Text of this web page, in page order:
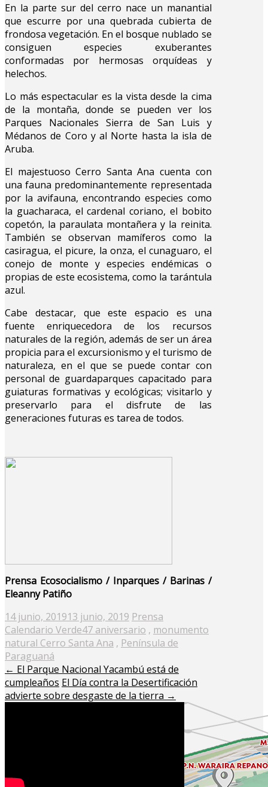
En la parte sur del cerro nace un manantial
que escurre por una quebrada cubierta de
frondosa vegetación. En el bosque nublado se
consiguen especies exuberantes
conformadas por hermosas orquídeas y
helechos.
Lo más espectacular es la vista desde la cima
de la montaña, donde se pueden ver los
Parques Nacionales Sierra de San Luis y
Médanos de Coro y al Norte hasta la isla de
Aruba.
El majestuoso Cerro Santa Ana cuenta con
una fauna predominantemente representada
por la avifauna, encontrando especies como
la guacharaca, el cardenal coriano, el bobito
copetón, la paraulata montañera y la reinita.
También se observan mamíferos como la
casiragua, el picure, la onza, el cunaguaro, el
conejo de monte y especies endémicas o
propias de este ecosistema, como la tarántula
azul.
Cabe destacar, que este espacio es una
fuente enriquecedora de los recursos
naturales de la región, además de ser un área
propicia para el excursionismo y el turismo de
naturaleza, en el que se puede contar con
personal de guardaparques capacitado para
guiaturas formativas y ecológicas; visitarlo y
preservarlo para el disfrute de las
generaciones futuras es tarea de todos.
Prensa Ecosocialismo / Inparques / Barinas /
Eleanny Patiño
Posted
on
14 junio, 201913 junio, 2019 Prensa
Calendario Verde47 aniversario , monumento
natural Cerro Santa Ana , Península de
Paraguaná
← El Parque Nacional Yacambú está de
cumpleaños El Día contra la Desertificación
advierte sobre desgaste de la tierra →